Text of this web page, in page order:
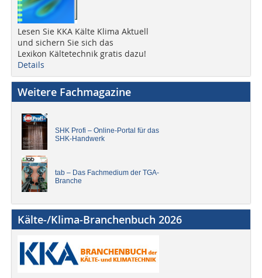
Lesen Sie KKA Kälte Klima Aktuell
und sichern Sie sich das
Lexikon Kältetechnik gratis dazu!
Details
Weitere Fachmagazine
SHK Profi – Online-Portal für das
SHK-Handwerk
tab – Das Fachmedium der TGA-
Branche
Kälte-/Klima-Branchenbuch 2026